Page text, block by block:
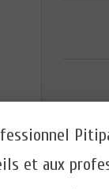
et aux